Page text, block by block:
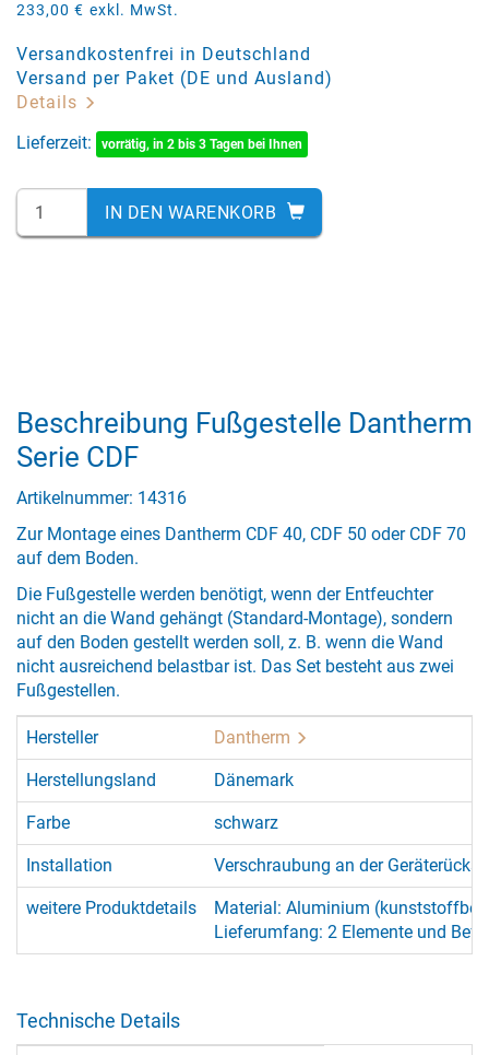
233,00 € exkl. MwSt.
Versandkostenfrei in Deutschland
Versand per Paket (DE und Ausland)
Details
Lieferzeit:
vorrätig, in 2 bis 3 Tagen bei Ihnen
IN DEN WARENKORB
Beschreibung Fußgestelle Dantherm
Serie CDF
Artikelnummer: 14316
Zur Montage eines Dantherm CDF 40, CDF 50 oder CDF 70
auf dem Boden.
Die Fußgestelle werden benötigt, wenn der Entfeuchter
nicht an die Wand gehängt (Standard-Montage), sondern
auf den Boden gestellt werden soll, z. B. wenn die Wand
nicht ausreichend belastbar ist. Das Set besteht aus zwei
Fußgestellen.
Hersteller Dantherm
Herstellungsland Dänemark
Farbe schwarz
Installation Verschraubung an der
weitere Produktdetails
Material: Aluminium
Lieferumfang: 2 Elemente und
Technische Details